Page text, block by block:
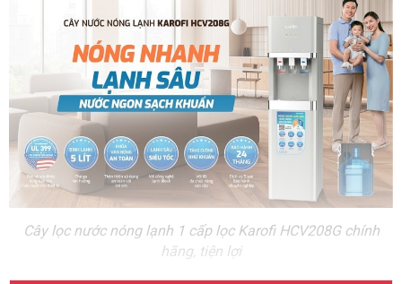
Cây lọc nước nóng lạnh 1 cấp lọc Karofi HCV208G chính
hãng, tiện lợi